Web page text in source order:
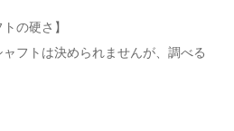
の硬さ】
フトは決められませんが、調べる